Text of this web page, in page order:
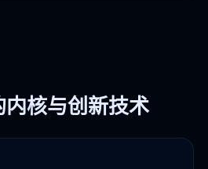
核与创新技术